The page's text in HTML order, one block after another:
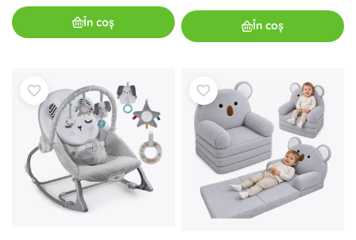
În coș În coș